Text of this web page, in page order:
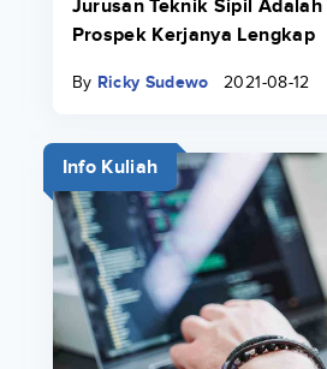
Jurusan Teknik Sipil Adalah
Prospek Kerjanya Lengkap
By Ricky Sudewo 2021-08-12
Info Kuliah